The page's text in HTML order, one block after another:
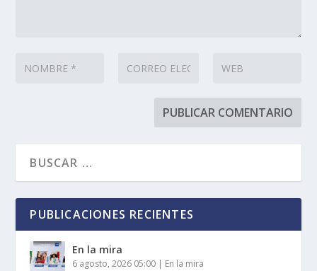
PUBLICACIONES RECIENTES
En la mira
6 agosto, 2026 05:00 | En la mira